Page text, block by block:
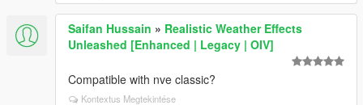
Saifan Hussain » Realistic Weather Effects
Unleashed [Enhanced | Legacy | OIV]
Compatible with nve classic?
Kontextus Megtekintése